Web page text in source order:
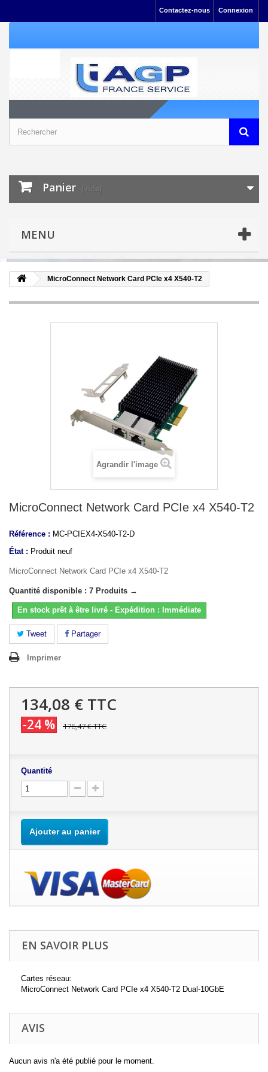
Connexion
Contactez-nous
Panier (vide)
MENU
MicroConnect Network Card PCIe x4 X540-T2
Agrandir l'image
MicroConnect Network Card PCIe x4 X540-T2
Référence : MC-PCIEX4-X540-T2-D
État : Produit neuf
MicroConnect Network Card PCIe x4 X540-T2
Quantité disponible : 7 Produits →
En stock prêt à être livré - Expédition : Immédiate
Tweet Partager
Imprimer
134,08 € TTC
-24 % 176,47 €TTC
Quantité
Ajouter au panier
EN SAVOIR PLUS
Cartes réseau:
MicroConnect Network Card PCIe x4 X540-T2 Dual-10GbE
AVIS
Aucun avis n'a été publié pour le moment.